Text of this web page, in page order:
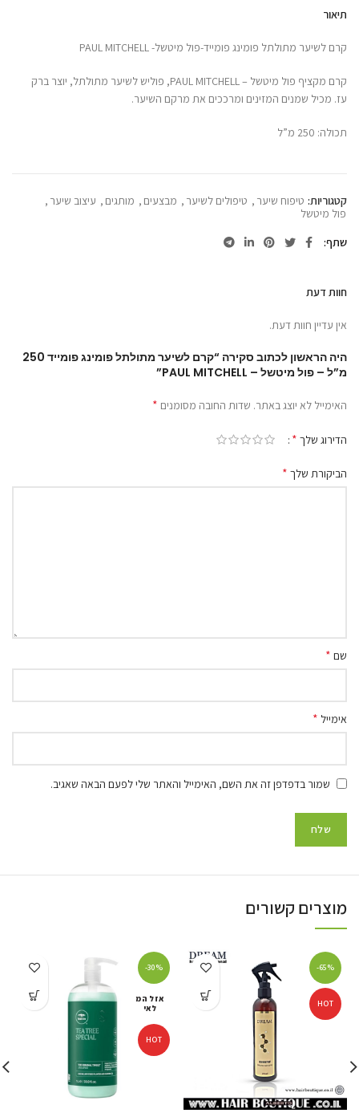
תיאור
קרם לשיער מתולתל פומינג פומייד-פול מיטשל- PAUL MITCHELL
קרם מקציף פול מיטשל – PAUL MITCHELL, פוליש לשיער מתולתל, יוצר ברק
עז. מכיל שמנים המזינים ומרככים את מרקם השיער.
תכולה: 250 מ”ל
קטגוריות: טיפוח שיער , טיפולים לשיער , מבצעים , מותגים , עיצוב שיער ,
פול מיטשל
שתף
חוות דעת
אין עדיין חוות דעת.
היה הראשון לכתוב סקירה “קרם לשיער מתולתל פומינג פומייד 250
מ”ל – פול מיטשל – PAUL MITCHELL”
האימייל לא יוצג באתר. שדות החובה מסומנים *
הדירוג שלך *
הביקורת שלך *
שם *
אימייל *
שמור בדפדפן זה את השם, האימייל והאתר שלי לפעם הבאה שאגיב.
מוצרים קשורים
-65%
HOT
-30%
אזל המ
לאי
HOT